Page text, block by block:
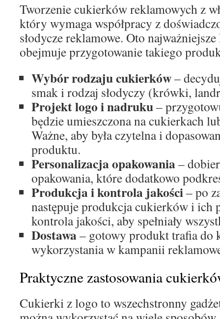
Tworzenie cukierków reklamowych z
który wymaga współpracy z
słodycze reklamowe. Oto
obejmuje przygotowanie takiego
Wybór rodzaju cukierków–
smak i rodzaj słodyczy (krówki,
Projekt logo i nadruku–
będzie umieszczona na cukierkach
Ważne, aby była czytelna i
produktu.
Personalizacja opakowania–
opakowania, które dodatkowo
Produkcja i kontrola jakości– po
następuje produkcja cukierków i ich
kontrola jakości, aby spełniały
Dostawa– gotowy produkt trafia do
wykorzystania w kampanii
Praktyczne zastosowania
Cukierki z logo to wszechstronny